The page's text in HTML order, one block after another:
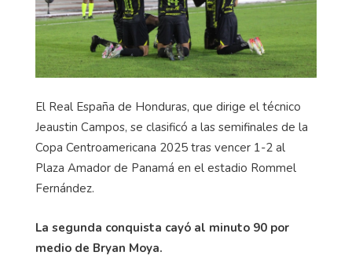
El Real España de Honduras, que dirige el técnico
Jeaustin Campos, se clasificó a las semifinales de la
Copa Centroamericana 2025 tras vencer 1-2 al
Plaza Amador de Panamá en el estadio Rommel
Fernández.
La segunda conquista cayó al minuto 90 por
medio de Bryan Moya.